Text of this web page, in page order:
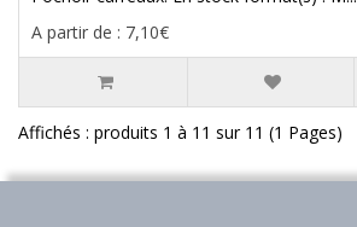
A partir de : 7,10€
Affichés : produits 1 à 11 sur 11 (1 Pages)